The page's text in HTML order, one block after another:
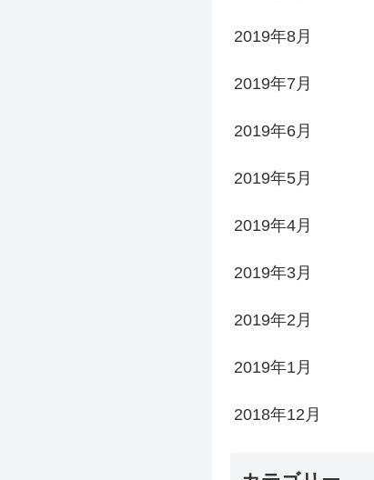
2019年8月
2019年7月
2019年6月
2019年5月
2019年4月
2019年3月
2019年2月
2019年1月
2018年12月